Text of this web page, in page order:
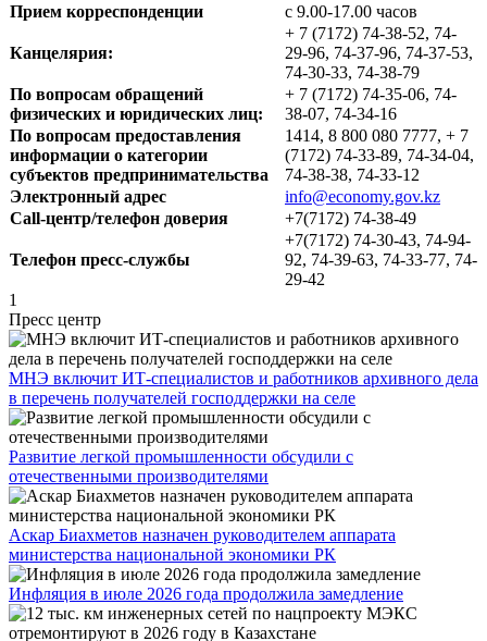
Прием корреспонденции
с 9.00-17.00 часов
Канцелярия:
+ 7 (7172) 74-38-52, 74-
29-96, 74-37-96, 74-37-53,
74-30-33, 74-38-79
По вопросам обращений
физических и юридических лиц:
+ 7 (7172) 74-35-06, 74-
38-07, 74-34-16
По вопросам предоставления
информации о категории
субъектов предпринимательства
1414, 8 800 080 7777, + 7
(7172) 74-33-89, 74-34-04,
74-38-38, 74-33-12
Электронный адрес
info@economy.gov.kz
Call-центр/телефон доверия
+7(7172) 74-38-49
Телефон пресс-службы
+7(7172) 74-30-43, 74-94-
92, 74-39-63, 74-33-77, 74-
29-42
1
Пресс центр
МНЭ включит ИТ-специалистов и работников архивного дела
в перечень получателей господдержки на селе
Развитие легкой промышленности обсудили с
отечественными производителями
Аскар Биахметов назначен руководителем аппарата
министерства национальной экономики РК
Инфляция в июле 2026 года продолжила замедление